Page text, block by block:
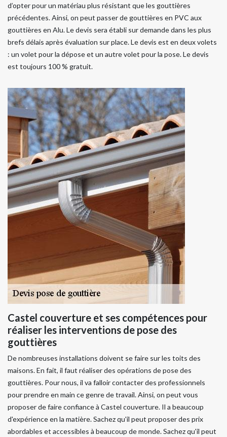
d’opter pour un matériau plus résistant que les gouttières
précédentes. Ainsi, on peut passer de gouttières en PVC aux
gouttières en Alu. Le devis sera établi sur demande dans les plus
brefs délais après évaluation sur place. Le devis est en deux volets
: un volet pour la dépose et un autre volet pour la pose. Le devis
est toujours 100 % gratuit.
Castel couverture et ses compétences pour
réaliser les interventions de pose des
gouttières
De nombreuses installations doivent se faire sur les toits des
maisons. En fait, il faut réaliser des opérations de pose des
gouttières. Pour nous, il va falloir contacter des professionnels
pour prendre en main ce genre de travail. Ainsi, on peut vous
proposer de faire confiance à Castel couverture. Il a beaucoup
d'expérience en la matière. Sachez qu'il peut proposer des prix
abordables et accessibles à beaucoup de monde. Sachez qu'il peut